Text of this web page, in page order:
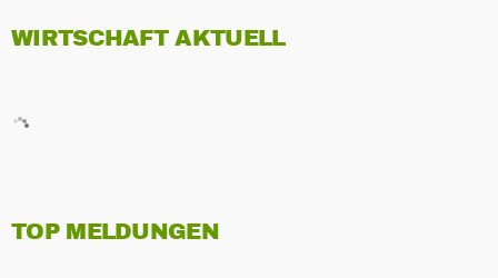
WIRTSCHAFT AKTUELL
TOP MELDUNGEN